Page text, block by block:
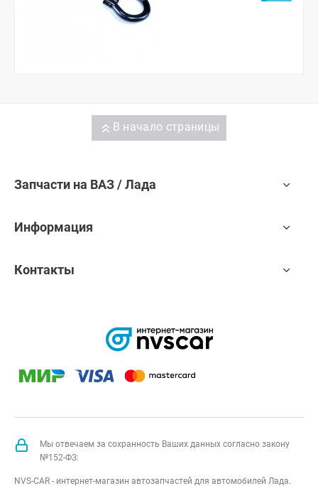
В начало страницы
Запчасти на ВАЗ / Лада
Информация
Контакты
Мы отвечаем за сохранность Ваших данных согласно закону
№152-ФЗ:
NVS-CAR - интернет-магазин автозапчастей для автомобилей Лада.